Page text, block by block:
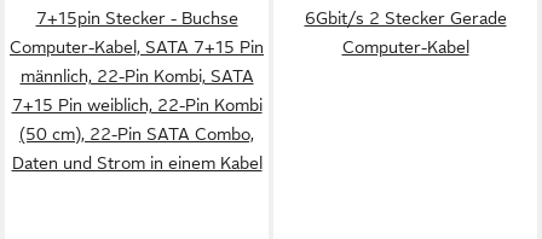
7+15pin Stecker - Buchse
Computer-Kabel, SATA 7+15 Pin
männlich, 22-Pin Kombi, SATA
7+15 Pin weiblich, 22-Pin Kombi
(50 cm), 22-Pin SATA Combo,
Daten und Strom in einem Kabel
6Gbit/s 2 Stecker Gerade
Computer-Kabel